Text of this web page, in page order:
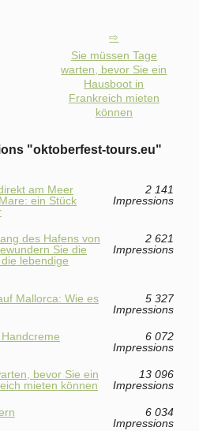
Sie müssen Tage
warten, bevor Sie ein
Hausboot in
Frankreich mieten
können
"oktoberfest-tours.eu"
am Meer
ein Stück
2 141
Impressions
des Hafens von
Sie die
lebendige
2 621
Impressions
Mallorca: Wie es
5 327
Impressions
6 072
Impressions
bevor Sie ein
mieten können
13 096
Impressions
6 034
Impressions